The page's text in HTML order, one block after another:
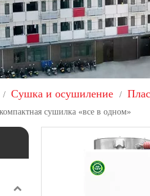
/ Сушка и осушиление /
сушилка «все в одном»